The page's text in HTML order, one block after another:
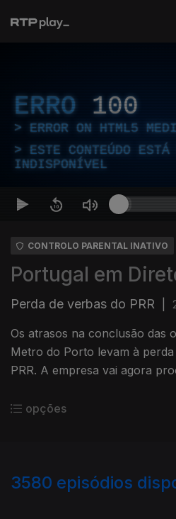
ERRO 100
ERROR ON HTML5
ESTE CONTEÚDO ESTÁ
INDISPONÍVEL
CONTROLO PARENTAL INATIVO
Portugal em
Perda de verbas do PRR
Os atrasos na conclusão das
Metro do Porto levam à
PRR. A empresa vai agora
opções
3580 episódios